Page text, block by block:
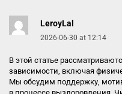
LeroyLal
2026-06-30 at 12:14
В этой статье
зависимости, включая
Мы обсудим поддержку,